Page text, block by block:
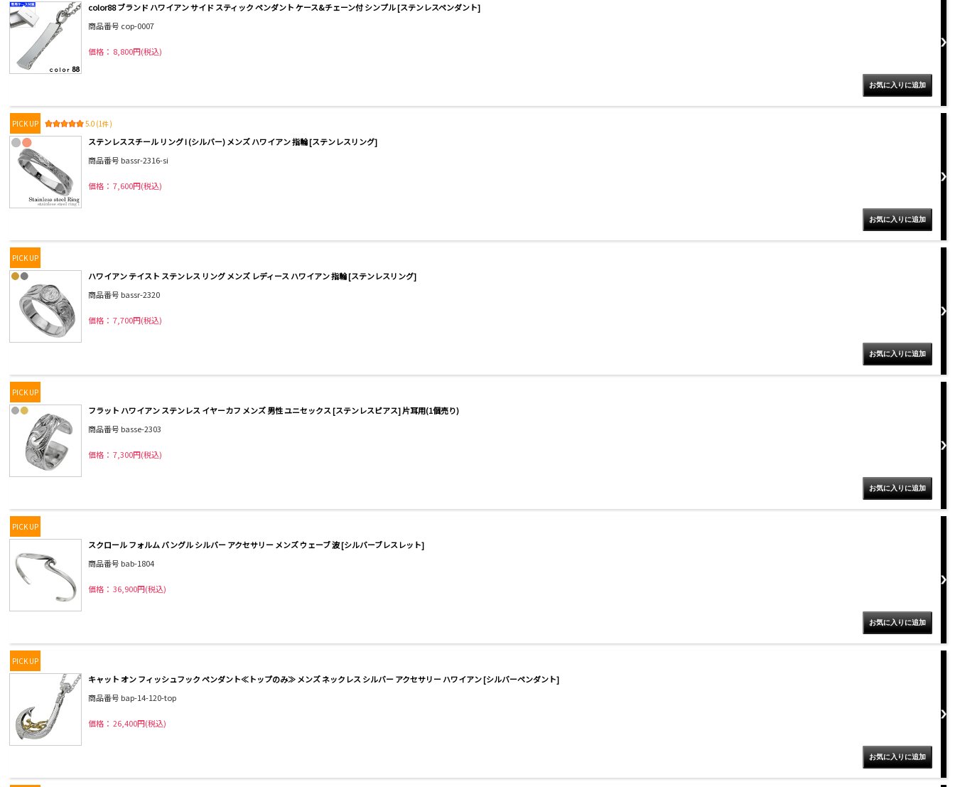
color88 ブランド ハワイアン サイド スティック ペンダント ケース&チェーン付 シンプル [ステンレスペンダント]
商品番号 cop-0007
価格： 8,800円(税込)
PICK UP 5.0 (1件)
ステンレススチール リング I (シルバー) メンズ ハワイアン 指輪 [ステンレスリング]
商品番号 bassr-2316-si
価格： 7,600円(税込)
PICK UP
ハワイアン テイスト ステンレス リング メンズ レディース ハワイアン 指輪 [ステンレスリング]
商品番号 bassr-2320
価格： 7,700円(税込)
PICK UP
フラット ハワイアン ステンレス イヤーカフ メンズ 男性 ユニセックス [ステンレスピアス] 片耳用(1個売り)
商品番号 basse-2303
価格： 7,300円(税込)
PICK UP
スクロール フォルム バングル シルバー アクセサリー メンズ ウェーブ 波 [シルバーブレスレット]
商品番号 bab-1804
価格： 36,900円(税込)
PICK UP
キャット オン フィッシュフック ペンダント≪トップのみ≫ メンズ ネックレス シルバー アクセサリー ハワイアン [シルバーペンダント]
商品番号 bap-14-120-top
価格： 26,400円(税込)